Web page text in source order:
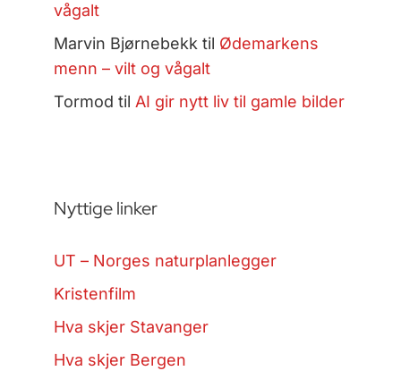
vågalt
Marvin Bjørnebekk til Ødemarkens
menn – vilt og vågalt
Tormod til AI gir nytt liv til gamle bilder
Nyttige linker
UT – Norges naturplanlegger
Kristenfilm
Hva skjer Stavanger
Hva skjer Bergen